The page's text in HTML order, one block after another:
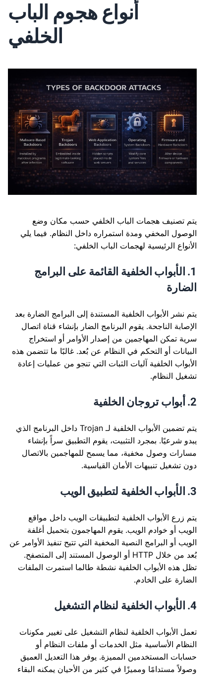
أنواع هجوم الباب
الخلفي
يتم تصنيف هجمات الباب الخلفي حسب مكان وضع
الوصول المخفي ومدة استمراره داخل النظام. فيما يلي
الأنواع الرئيسية لهجمات الباب الخلفي:
1. الأبواب الخلفية القائمة على البرامج
الضارة
يتم نشر الأبواب الخلفية المستندة إلى البرامج الضارة بعد
الإصابة الناجحة. يقوم البرنامج الضار بإنشاء قناة اتصال
سرية تمكن المهاجمين من إصدار الأوامر أو استخراج
البيانات أو التحكم في النظام عن بُعد. غالبًا ما تتضمن هذه
الأبواب الخلفية آليات الثبات التي تنجو من عمليات إعادة
تشغيل النظام.
2. أبواب تروجان الخلفية
يتم تضمين الأبواب الخلفية لـ Trojan داخل البرنامج الذي
يبدو شرعيًا. بمجرد التثبيت، يقوم التطبيق سراً بإنشاء
مسارات وصول مخفية، مما يسمح للمهاجمين بالاتصال
دون تشغيل تنبيهات الأمان القياسية.
3. الأبواب الخلفية لتطبيق الويب
يتم زرع الأبواب الخلفية لتطبيقات الويب داخل مواقع
الويب أو خوادم الويب. يقوم المهاجمون بتحميل أغلفة
الويب أو البرامج النصية المخفية التي تتيح تنفيذ الأوامر عن
بُعد من خلال HTTP أو الوصول المستند إلى المتصفح.
تظل هذه الأبواب الخلفية نشطة طالما استمرت الملفات
الضارة على الخادم.
4. الأبواب الخلفية لنظام التشغيل
تعمل الأبواب الخلفية لنظام التشغيل على تغيير مكونات
النظام الأساسية مثل الخدمات أو ملفات النظام أو
حسابات المستخدمين المميزة. يوفر هذا التعديل العميق
وصولاً مستدامًا ومميزًا في كثير من الأحيان يمكنه البقاء